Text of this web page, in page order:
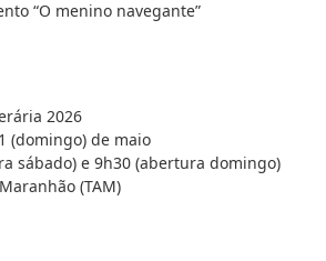
“O menino navegante”
2026
(domingo) de maio
sábado) e 9h30 (abertura domingo)
(TAM)